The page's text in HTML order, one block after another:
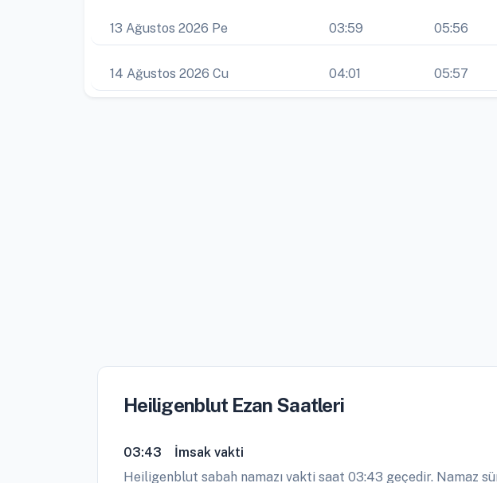
13 Ağustos 2026 Pe 03:59 05:56
14 Ağustos 2026 Cu 04:01 05:57
Heiligenblut Ezan Saatleri
03:43
İmsak vakti
Heiligenblut sabah namazı vakti saat 03:43 geçedir. Namaz